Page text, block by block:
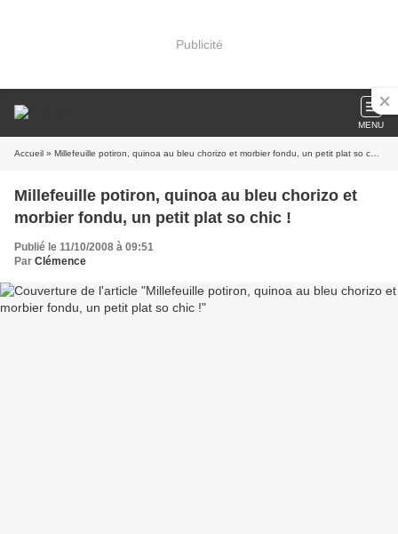
Publicité
MENU
Accueil » Millefeuille potiron, quinoa au bleu chorizo et morbier fondu, un petit plat so chic !
Millefeuille potiron, quinoa au bleu chorizo et
morbier fondu, un petit plat so chic !
Publié le 11/10/2008 à 09:51
Par Clémence